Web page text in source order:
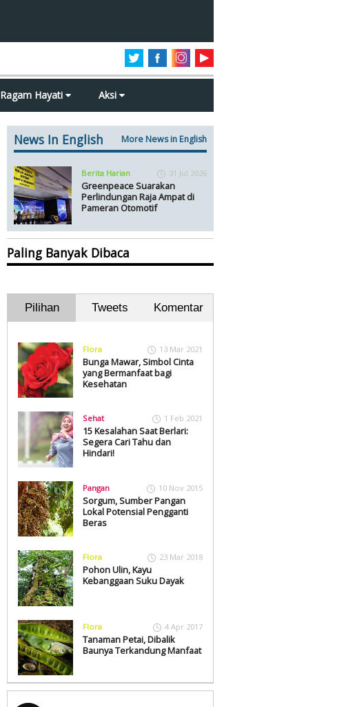
Ragam Hayati Aksi
News In English More News in English
Berita Harian 31 Jul 2026
Greenpeace Suarakan
Perlindungan Raja Ampat di
Pameran Otomotif
Paling Banyak Dibaca
Pilihan Tweets Komentar
Flora 13 Mar 2021
Bunga Mawar, Simbol Cinta
yang Bermanfaat bagi
Kesehatan
Sehat 1 Feb 2021
15 Kesalahan Saat Berlari:
Segera Cari Tahu dan
Hindari!
Pangan 10 Nov 2015
Sorgum, Sumber Pangan
Lokal Potensial Pengganti
Beras
Flora 23 Mar 2018
Pohon Ulin, Kayu
Kebanggaan Suku Dayak
Flora 4 Apr 2017
Tanaman Petai, Dibalik
Baunya Terkandung Manfaat